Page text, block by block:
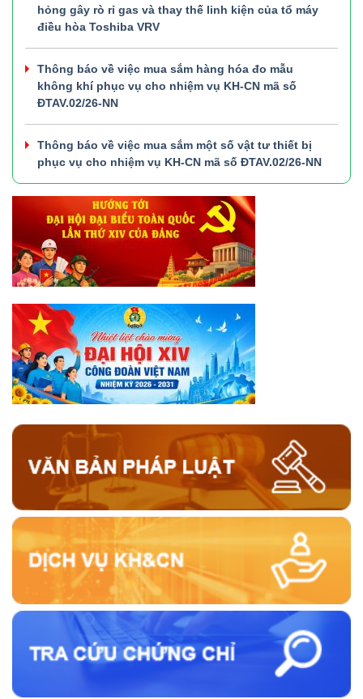
hỏng gây rò rỉ gas và thay thế linh kiện của tổ máy
điều hòa Toshiba VRV
Thông báo về việc mua sắm hàng hóa đo mẫu
không khí phục vụ cho nhiệm vụ KH-CN mã số
ĐTAV.02/26-NN
Thông báo về việc mua sắm một số vật tư thiết bị
phục vụ cho nhiệm vụ KH-CN mã số ĐTAV.02/26-NN